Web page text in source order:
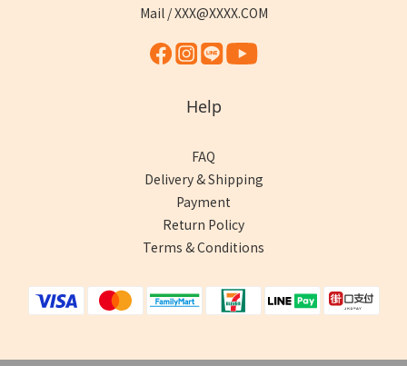
Mail / XXX@XXXX.COM
Help
FAQ
Delivery & Shipping
Payment
Return Policy
Terms & Conditions